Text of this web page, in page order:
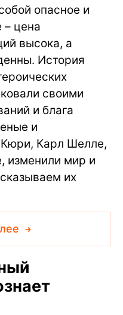
опасное и
– цена
высока, а
История
своими
и блага
и
Кюри, Карл Шелле,
изменили мир и
их